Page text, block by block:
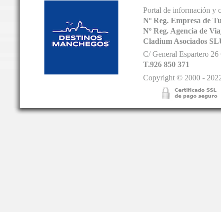
Portal de información y
Nº Reg. Empresa de
Nº Reg. Agencia de
Cladium Asociados
C/ General Espartero
T.926 850 371
Copyright © 2000 -